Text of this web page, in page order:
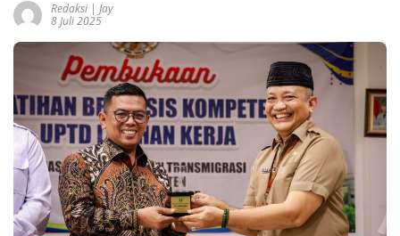
Redaksi | Jay
8 Juli 2025